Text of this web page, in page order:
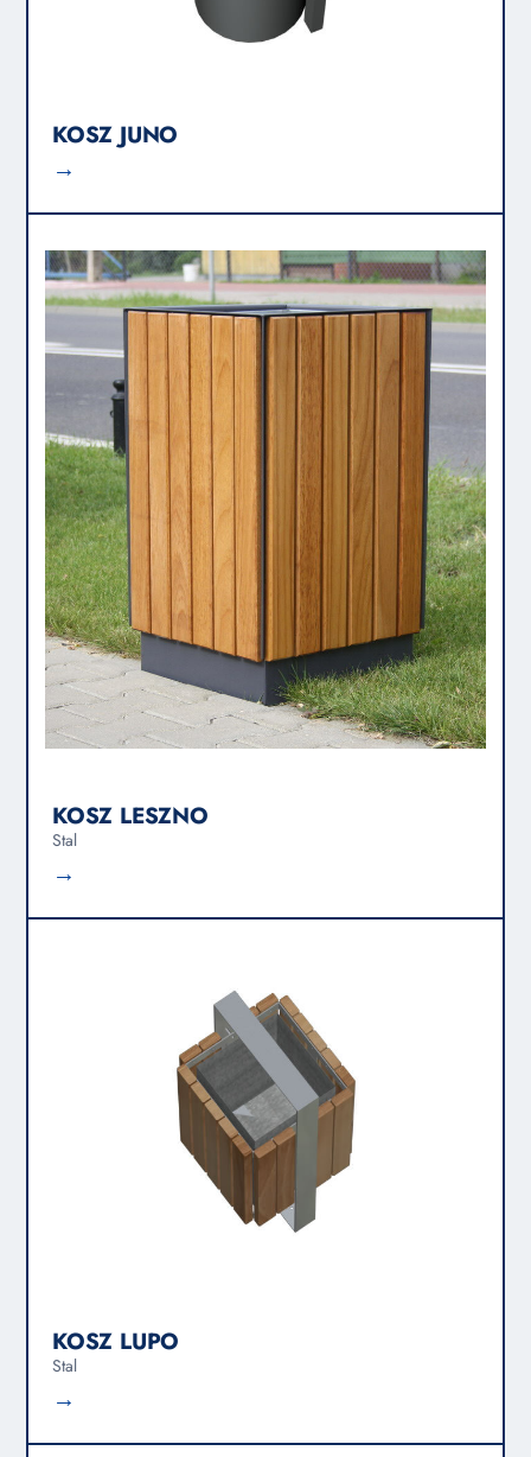
KOSZ JUNO
→
KOSZ LESZNO
Stal
→
KOSZ LUPO
Stal
→